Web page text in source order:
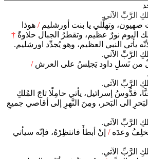
الرَّبِّ الآتي.
صهيون، وتهلَّلي يا بنت أورشليم/ هوذا
اليوم نورٌ عظيم، وتقطرُ الجبال حلاوةً †
يأتي النبي العظيم، وهو يُجدِّد اورشليم.
الرَّبِّ الآتي.
من نَسلِ داود يَجلِسُ على العرش/
الرَّبِّ الآتي.
قدُّوسُ إسرائيل، يأتي حامِلًا تاجَ المُلكِ
الى البَحر، ومِنَ النَّهرِ إلى أقاصي جميعِ
الرَّبِّ الآتي.
يُخلِفُ وعدَه/ إنْ أبطأَ فانتظِرْهُ، فإنّه سيأتي
الرَّبِّ الآتي.